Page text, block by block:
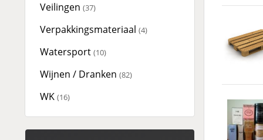
Veilingen (37)
Verpakkingsmateriaal (4)
Watersport (10)
Wijnen / Dranken (82)
WK (16)